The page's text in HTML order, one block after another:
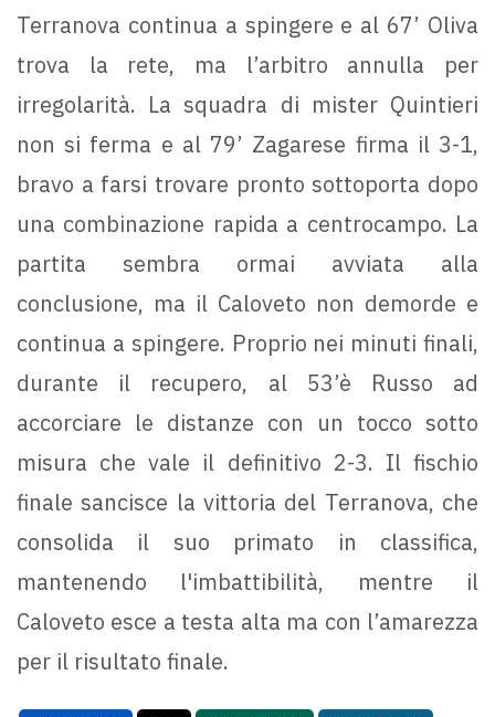
Terranova continua a spingere e al 67’ Oliva
trova la rete, ma l’arbitro annulla per
irregolarità. La squadra di mister Quintieri
non si ferma e al 79’ Zagarese firma il 3-1,
bravo a farsi trovare pronto sottoporta dopo
una combinazione rapida a centrocampo. La
partita sembra ormai avviata alla
conclusione, ma il Caloveto non demorde e
continua a spingere. Proprio nei minuti finali,
durante il recupero, al 53’è Russo ad
accorciare le distanze con un tocco sotto
misura che vale il definitivo 2-3. Il fischio
finale sancisce la vittoria del Terranova, che
consolida il suo primato in classifica,
mantenendo l'imbattibilità, mentre il
Caloveto esce a testa alta ma con l’amarezza
per il risultato finale.